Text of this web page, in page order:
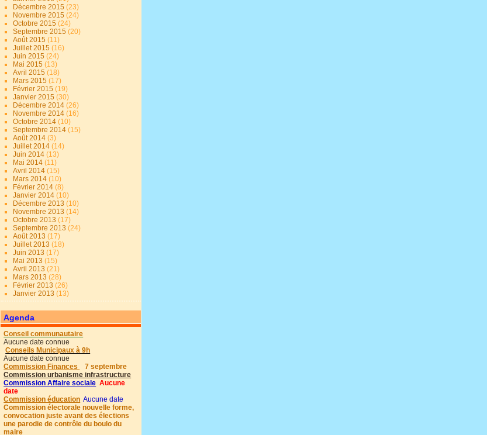
Décembre 2015(23)
Novembre 2015(24)
Octobre 2015(24)
Septembre 2015(20)
Août 2015(11)
Juillet 2015(16)
Juin 2015(24)
Mai 2015(13)
Avril 2015(18)
Mars 2015(17)
Février 2015(19)
Janvier 2015(30)
Décembre 2014(26)
Novembre 2014(16)
Octobre 2014(10)
Septembre 2014(15)
Août 2014(3)
Juillet 2014(14)
Juin 2014(13)
Mai 2014(11)
Avril 2014(15)
Mars 2014(10)
Février 2014(8)
Janvier 2014(10)
Décembre 2013(10)
Novembre 2013(14)
Octobre 2013(17)
Septembre 2013(24)
Août 2013(17)
Juillet 2013(18)
Juin 2013(17)
Mai 2013(15)
Avril 2013(21)
Mars 2013(28)
Février 2013(26)
Janvier 2013(13)
Agenda
Conseil communautaire
Aucune date connue
Conseils Municipaux à 9h
Aucune date connue
Commission Finances
7 septembre
Commission urbanisme infrastructure
Commission Affaire sociale Aucune
date
Commission éducation Aucune date
Commission électorale nouvelle forme,
convocation juste avant des élections
une parodie de contrôle du boulo du
maire